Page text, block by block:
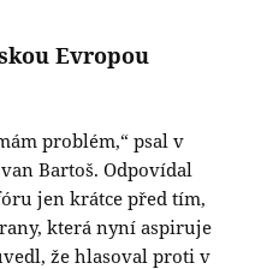
Evropou
problém,“ psal v
Bartoš. Odpovídal
jen krátce před tím,
která nyní aspiruje
že hlasoval proti v